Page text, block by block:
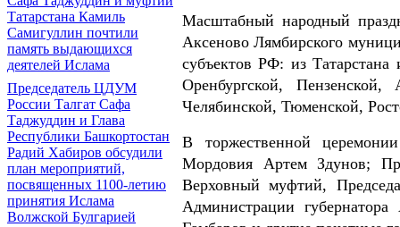
Татарстана Камиль
Самигуллин почтили
память выдающихся
деятелей Ислама
Председатель ЦДУМ
России Талгат Сафа
Таджуддин и Глава
Республики Башкортостан
Радий Хабиров обсудили
план мероприятий,
посвященных 1100-летию
принятия Ислама
Волжской Булгарией
Масштабный народный
Аксеново Лямбирского
субъектов РФ: из
Оренбургской, Пензенской,
Челябинской, Тюменской,
В торжественной
Мордовия Артем Здунов;
Верховный муфтий,
Администрации